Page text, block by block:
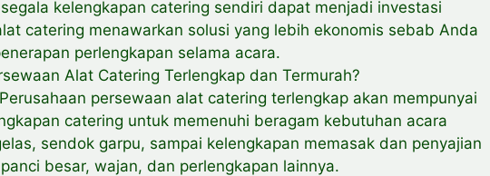
kelengkapan catering sendiri dapat menjadi investasi
catering menawarkan solusi yang lebih ekonomis sebab Anda
perlengkapan selama acara.
Alat Catering Terlengkap dan Termurah?
persewaan alat catering terlengkap akan mempunyai
catering untuk memenuhi beragam kebutuhan acara
sendok garpu, sampai kelengkapan memasak dan penyajian
besar, wajan, dan perlengkapan lainnya.